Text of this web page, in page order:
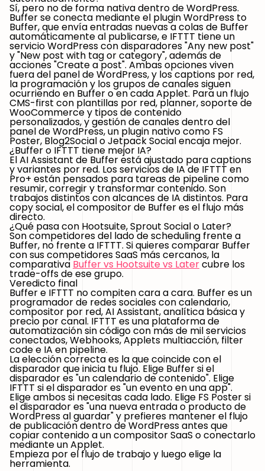
Sí, pero no de forma nativa dentro de WordPress.
Buffer se conecta mediante el plugin WordPress to
Buffer, que envía entradas nuevas a colas de Buffer
automáticamente al publicarse, e IFTTT tiene un
servicio WordPress con disparadores "Any new post"
y "New post with tag or category", además de
acciones "Create a post". Ambas opciones viven
fuera del panel de WordPress, y los captions por red,
la programación y los grupos de canales siguen
ocurriendo en Buffer o en cada Applet. Para un flujo
CMS-first con plantillas por red, planner, soporte de
WooCommerce y tipos de contenido
personalizados, y gestión de canales dentro del
panel de WordPress, un plugin nativo como FS
Poster, Blog2Social o Jetpack Social encaja mejor.
¿Buffer o IFTTT tiene mejor IA?
El AI Assistant de Buffer está ajustado para captions
y variantes por red. Los servicios de IA de IFTTT en
Pro+ están pensados para tareas de pipeline como
resumir, corregir y transformar contenido. Son
trabajos distintos con alcances de IA distintos. Para
copy social, el compositor de Buffer es el flujo más
directo.
¿Qué pasa con Hootsuite, Sprout Social o Later?
Son competidores del lado de scheduling frente a
Buffer, no frente a IFTTT. Si quieres comparar Buffer
con sus competidores SaaS más cercanos, la
comparativa Buffer vs Hootsuite vs Latercubre los
trade-offs de ese grupo.
Veredicto final
Buffer e IFTTT no compiten cara a cara. Buffer es un
programador de redes sociales con calendario,
compositor por red, AI Assistant, analítica básica y
precio por canal. IFTTT es una plataforma de
automatización sin código con más de mil servicios
conectados, Webhooks, Applets multiacción, filter
code e IA en pipeline.
La elección correcta es la que coincide con el
disparador que inicia tu flujo. Elige Buffer si el
disparador es "un calendario de contenido". Elige
IFTTT si el disparador es "un evento en una app".
Elige ambos si necesitas cada lado. Elige FS Poster si
el disparador es "una nueva entrada o producto de
WordPress al guardar" y prefieres mantener el flujo
de publicación dentro de WordPress antes que
copiar contenido a un compositor SaaS o conectarlo
mediante un Applet.
Empieza por el flujo de trabajo y luego elige la
herramienta.